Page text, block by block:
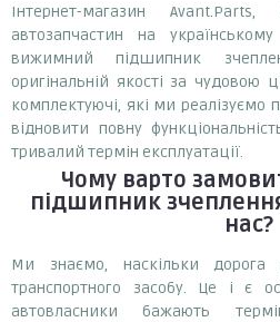
Інтернет-магазин
автозапчастин на
вижимний підшипник
оригінальній якості за чудовою
комплектуючі, які ми реалізуємо
відновити повну
тривалий термін експлуатації.
Чому варто
підшипник зчеплення
нас?
Ми знаємо, наскільки
транспортного засобу. Це і є
автовласники бажають